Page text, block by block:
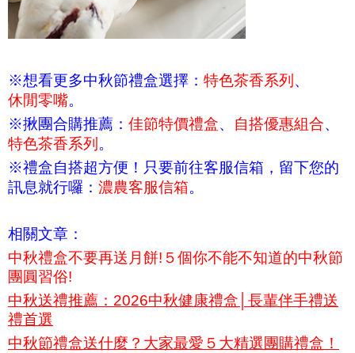
※想看更多中秋節禮盒選擇： 特色茶香系列 、
休閒零嘴。
※揪團合購推薦： 佳節特價禮盒、 自搭優惠組合、
特色茶香系列 。
※禮盒自搭超方便！只要前往客服信箱，留下您的
訊息就行囉： 濃農客服信箱。
相關文章：
中秋禮盒不要再送月餅!５個你不能不知道的中秋節
團圓習俗!
中秋送禮推薦：2026中秋健康禮盒│長輩伴手禮送
禮首選
中秋節禮盒送什麼？大家最愛５大精選團購禮盒！